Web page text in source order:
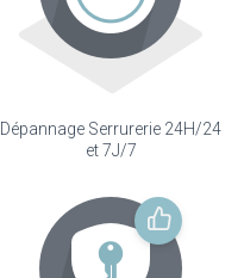
Dépannage Serrurerie 24H/24
et 7J/7